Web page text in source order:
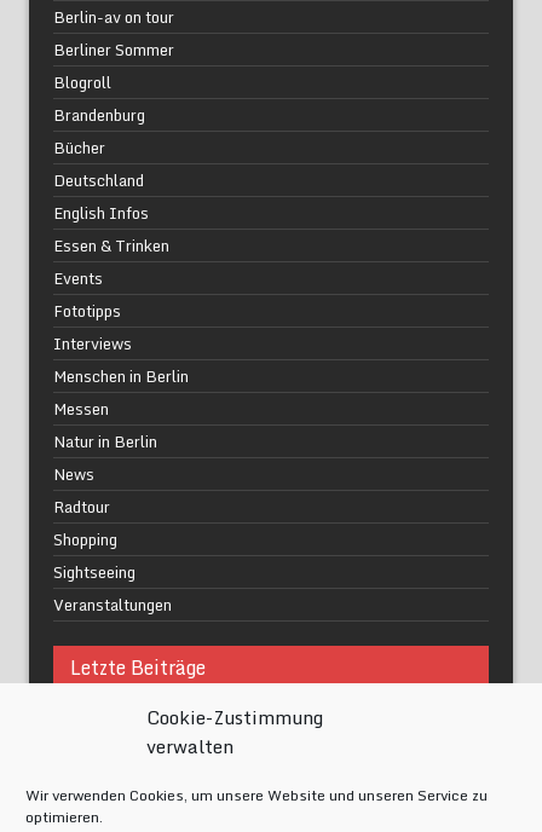
Cookie-Zustimmung
verwalten
Wir verwenden Cookies, um unsere Website und unseren Service zu
optimieren.
Berlin-av on tour
Berliner Sommer
Blogroll
Brandenburg
Bücher
Deutschland
English Infos
Essen & Trinken
Events
Fototipps
Interviews
Menschen in Berlin
Messen
Natur in Berlin
News
Radtour
Shopping
Sightseeing
Veranstaltungen
Letzte Beiträge
Was macht urbane Lebensqualität wirklich aus?
Grüne Oasen in Berlin
Festival of Lights Berlin 2024
Gesund schlafen im modernen Alltag